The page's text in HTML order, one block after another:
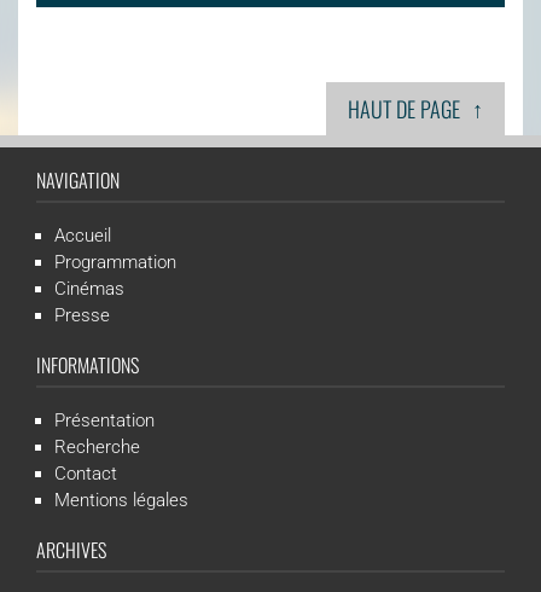
HAUT DE PAGE ↑
NAVIGATION
Accueil
Programmation
Cinémas
Presse
INFORMATIONS
Présentation
Recherche
Contact
Mentions légales
ARCHIVES